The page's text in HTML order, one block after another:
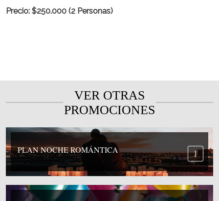
Precio: $250.000 (2 Personas)
VER OTRAS
PROMOCIONES
PLAN NOCHE ROMÁNTICA